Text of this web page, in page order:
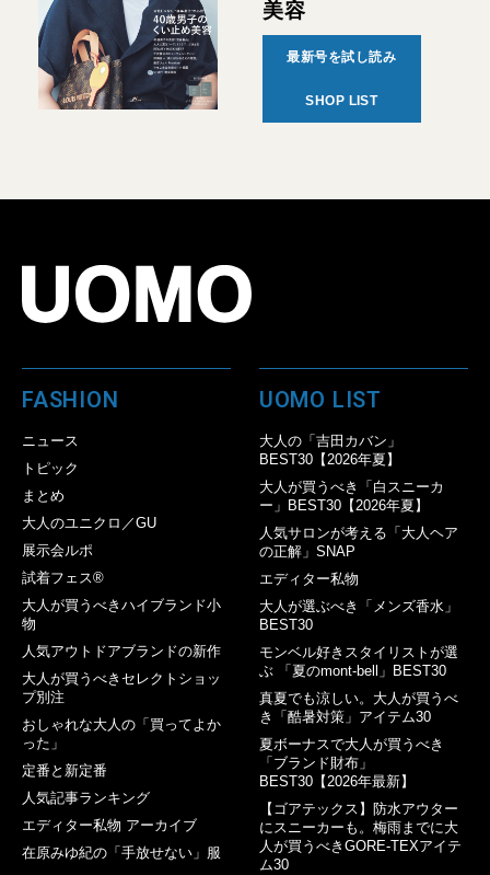
美容
最新号を試し読み
SHOP LIST
FASHION
ニュース
トピック
まとめ
大人のユニクロ／GU
展示会ルポ
試着フェス®︎
大人が買うべきハイブランド小
物
人気アウトドアブランドの新作
大人が買うべきセレクトショッ
プ別注
おしゃれな大人の「買ってよか
った」
定番と新定番
人気記事ランキング
エディター私物 アーカイブ
在原みゆ紀の「手放せない」服
UOMO LIST
大人の「吉田カバン」
BEST30【2026年夏】
大人が買うべき「白スニーカ
ー」BEST30【2026年夏】
人気サロンが考える「大人ヘア
の正解」SNAP
エディター私物
大人が選ぶべき「メンズ香水」
BEST30
モンベル好きスタイリストが選
ぶ 「夏のmont-bell」BEST30
真夏でも涼しい。大人が買うべ
き「酷暑対策」アイテム30
夏ボーナスで大人が買うべき
「ブランド財布」
BEST30【2026年最新】
【ゴアテックス】防水アウター
にスニーカーも。梅雨までに大
人が買うべきGORE-TEXアイテ
ム30